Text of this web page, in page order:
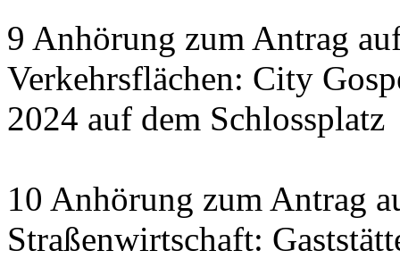
9 Anhörung zum Antrag
Verkehrsflächen: City
2024 auf dem Schlossplatz
10 Anhörung zum Antrag
Straßenwirtschaft: